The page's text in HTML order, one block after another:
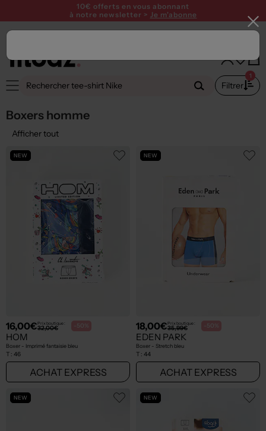
SUMMER PARTY ! Profitez de 15€ offerts dès 120€ avec le code
SUMMER26
Filtrer
1
Boxers homme
Afficher tout
NEW
16,00€Prix boutique :
32,00€ -50%
HOM
Boxer - Imprimé fantaisie bleu
T : 46
ACHAT EXPRESS
NEW
18,00€Prix boutique :
35,99€ -50%
EDEN PARK
Boxer - Stretch bleu
T : 44
ACHAT EXPRESS
NEW NEW